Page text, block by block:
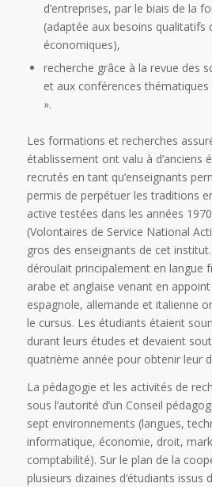
d’entreprises, par le biais de la
(adaptée aux besoins qualitatifs
économiques),
recherche grâce à la revue des
et aux conférences thématiques
».
Les formations et recherches
établissement ont valu à d’anciens
recrutés en tant qu’enseignants
permis de perpétuer les traditions
active testées dans les années
(Volontaires de Service National
gros des enseignants de cet
déroulait principalement en langue
arabe et anglaise venant en
espagnole, allemande et italienne
le cursus. Les étudiants étaient
durant leurs études et devaient
quatrième année pour obtenir leur
La pédagogie et les activités de
sous l’autorité d’un Conseil
sept environnements (langues,
informatique, économie, droit,
comptabilité). Sur le plan de la
plusieurs dizaines d’étudiants issus